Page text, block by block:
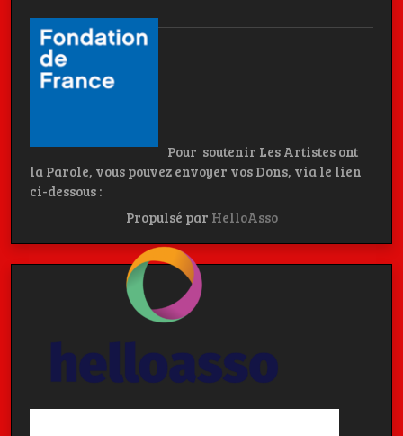
Pour soutenir Les Artistes ont
la Parole, vous pouvez envoyer vos Dons, via le lien
ci-dessous :
Propulsé par HelloAsso